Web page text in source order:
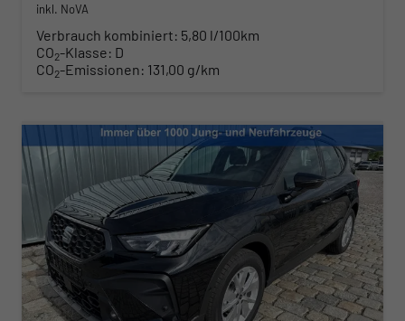
inkl. NoVA
Verbrauch kombiniert: 5,80 l/100km
CO2-Klasse: D
CO2-Emissionen: 131,00 g/km